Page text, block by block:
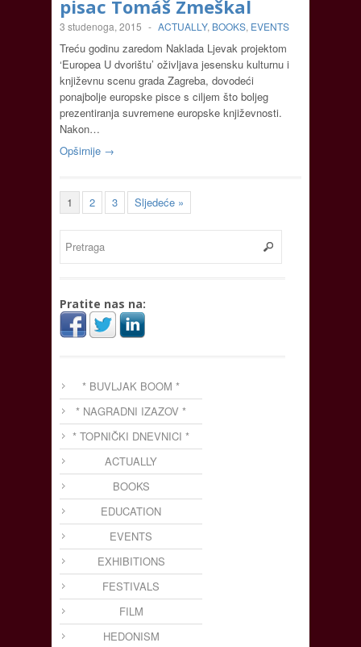
pisac Tomáš Zmeškal
3 studenoga, 2015 - ACTUALLY, BOOKS, EVENTS
Treću godinu zaredom Naklada Ljevak projektom
‘Europea U dvorištu’ oživljava jesensku kulturnu i
književnu scenu grada Zagreba, dovodeći
ponajbolje europske pisce s ciljem što boljeg
prezentiranja suvremene europske književnosti.
Nakon…
Opširnije →
1 2 3 Sljedeće »
Pratite nas na:
* BUVLJAK BOOM *
* NAGRADNI IZAZOV *
* TOPNIČKI DNEVNICI *
ACTUALLY
BOOKS
EDUCATION
EVENTS
EXHIBITIONS
FESTIVALS
FILM
HEDONISM